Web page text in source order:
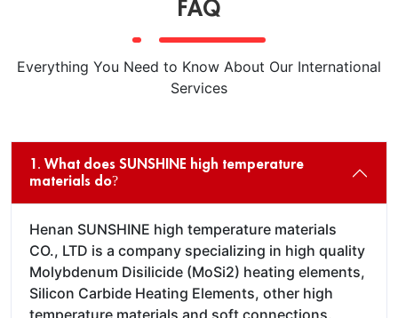
FAQ
Everything You Need to Know About Our International
Services
1. What does SUNSHINE high temperature
materials do?
Henan SUNSHINE high temperature materials
CO., LTD is a company specializing in high quality
Molybdenum Disilicide (MoSi2) heating elements,
Silicon Carbide Heating Elements, other high